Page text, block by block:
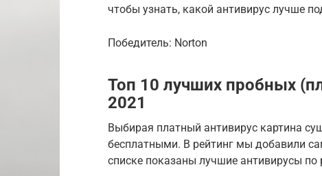
чтобы узнать, какой антивирус лучше
Победитель: Norton
Топ 10 лучших пробных
2021
Выбирая платный антивирус картина
бесплатными. В рейтинг мы добавили
списке показаны лучшие антивирусы по